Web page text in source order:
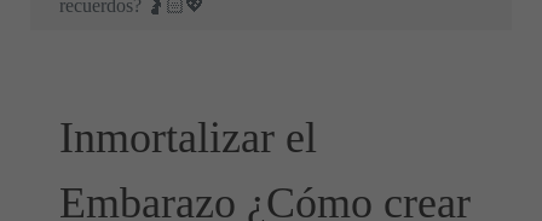
recuerdos? 🤰🏻💖
Inmortalizar el
Embarazo ¿Cómo crear